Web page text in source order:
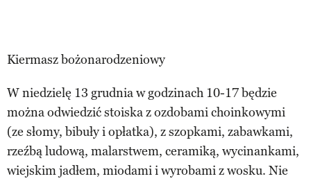
Kiermasz bożonarodzeniowy
W niedzielę 13 grudnia w godzinach 10-17 będzie
można odwiedzić stoiska z ozdobami choinkowymi
(ze słomy, bibuły i opłatka), z szopkami, zabawkami,
rzeźbą ludową, malarstwem, ceramiką, wycinankami,
wiejskim jadłem, miodami i wyrobami z wosku. Nie